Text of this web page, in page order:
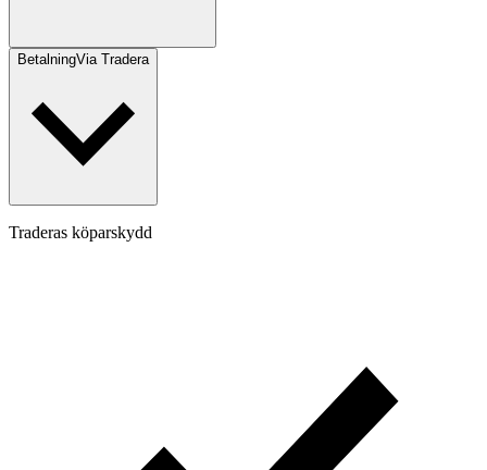
BetalningVia Tradera
Traderas köparskydd